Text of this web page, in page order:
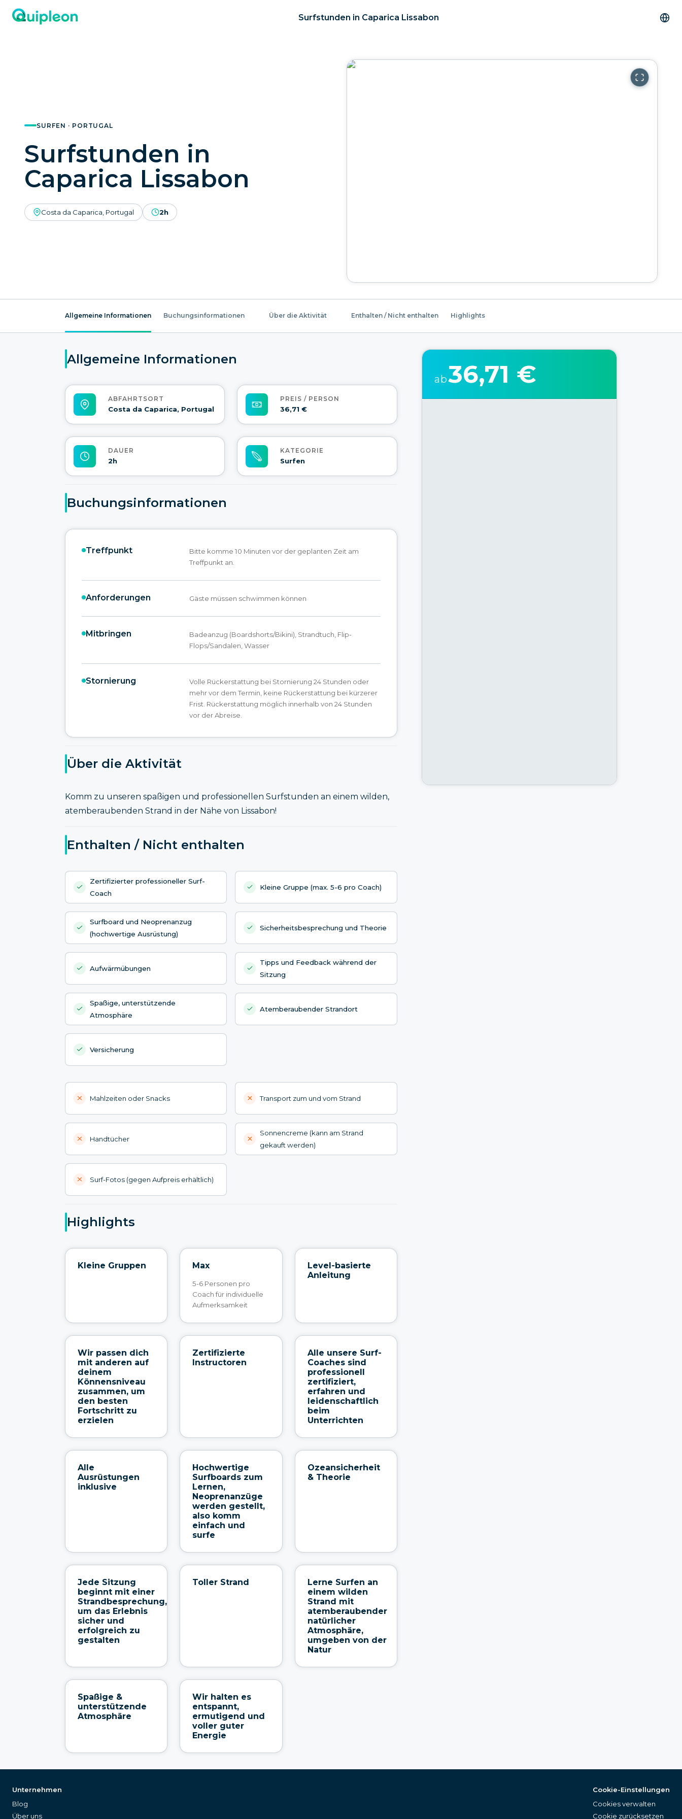
Surfstunden in Caparica Lissabon
SURFEN · PORTUGAL
Surfstunden in
Caparica Lissabon
Costa da Caparica, Portugal 2h
Allgemeine Informationen Buchungsinformationen Über die Aktivität Enthalten / Nicht enthalten Highlights
Allgemeine Informationen
ABFAHRTSORT
Costa da Caparica, Portugal
PREIS / PERSON
36,71 €
DAUER
2h
KATEGORIE
Surfen
Buchungsinformationen
Treffpunkt
Bitte komme 10 Minuten vor der geplanten Zeit am
Treffpunkt an.
Anforderungen Gäste müssen schwimmen können
Mitbringen
Badeanzug (Boardshorts/Bikini), Strandtuch, Flip-
Flops/Sandalen, Wasser
Stornierung
Volle Rückerstattung bei Stornierung 24 Stunden oder
mehr vor dem Termin, keine Rückerstattung bei kürzerer
Frist. Rückerstattung möglich innerhalb von 24 Stunden
vor der Abreise.
Über die Aktivität
Komm zu unseren spaßigen und professionellen Surfstunden an einem wilden,
atemberaubenden Strand in der Nähe von Lissabon!
Enthalten / Nicht enthalten
Zertifizierter professioneller Surf-
Coach
Kleine Gruppe (max. 5-6 pro Coach)
Surfboard und Neoprenanzug
(hochwertige Ausrüstung)
Sicherheitsbesprechung und Theorie
Aufwärmübungen
Tipps und Feedback während der
Sitzung
Spaßige, unterstützende
Atmosphäre
Atemberaubender Strandort
Versicherung
Mahlzeiten oder Snacks Transport zum und vom Strand
Handtücher
Sonnencreme (kann am Strand
gekauft werden)
Surf-Fotos (gegen Aufpreis erhältlich)
Highlights
Kleine Gruppen Max
5-6 Personen pro
Coach für individuelle
Aufmerksamkeit
Level-basierte
Anleitung
Wir passen dich
mit anderen auf
deinem
Könnensniveau
zusammen, um
den besten
Fortschritt zu
erzielen
Zertifizierte
Instructoren
Alle unsere Surf-
Coaches sind
professionell
zertifiziert,
erfahren und
leidenschaftlich
beim
Unterrichten
Alle
Ausrüstungen
inklusive
Hochwertige
Surfboards zum
Lernen,
Neoprenanzüge
werden gestellt,
also komm
einfach und
surfe
Ozeansicherheit
& Theorie
Jede Sitzung
beginnt mit einer
Strandbesprechung,
um das Erlebnis
sicher und
erfolgreich zu
gestalten
Toller Strand
Lerne Surfen an
einem wilden
Strand mit
atemberaubender
natürlicher
Atmosphäre,
umgeben von der
Natur
Spaßige &
unterstützende
Atmosphäre
Wir halten es
entspannt,
ermutigend und
voller guter
Energie
ab36,71 €
Unternehmen
Blog
Über uns
Cookie-Einstellungen
Cookies verwalten
Cookie zurücksetzen